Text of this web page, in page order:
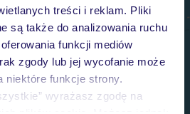
treści i reklam. Pliki
są także do analizowania ruchu
funkcji mediów
zgody lub jej wycofanie może
niektóre funkcje strony.
wyrażasz zgodę na